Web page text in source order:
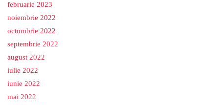
februarie 2023
noiembrie 2022
octombrie 2022
septembrie 2022
august 2022
iulie 2022
iunie 2022
mai 2022